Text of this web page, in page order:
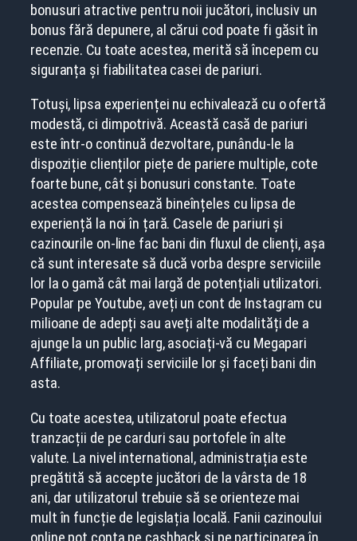
bonusuri atractive pentru noii jucători, inclusiv un
bonus fără depunere, al cărui cod poate fi găsit în
recenzie. Cu toate acestea, merită să începem cu
siguranța și fiabilitatea casei de pariuri.
Totuși, lipsa experienței nu echivalează cu o ofertă
modestă, ci dimpotrivă. Această casă de pariuri
este într-o continuă dezvoltare, punându-le la
dispoziție clienților piețe de pariere multiple, cote
foarte bune, cât și bonusuri constante. Toate
acestea compensează bineînțeles cu lipsa de
experiență la noi în țară. Casele de pariuri și
cazinourile on-line fac bani din fluxul de clienți, așa
că sunt interesate să ducă vorba despre serviciile
lor la o gamă cât mai largă de potențiali utilizatori.
Popular pe Youtube, aveți un cont de Instagram cu
milioane de adepți sau aveți alte modalități de a
ajunge la un public larg, asociați-vă cu Megapari
Affiliate, promovați serviciile lor și faceți bani din
asta.
Cu toate acestea, utilizatorul poate efectua
tranzacții de pe carduri sau portofele în alte
valute. La nivel international, administrația este
pregătită să accepte jucători de la vârsta de 18
ani, dar utilizatorul trebuie să se orienteze mai
mult în funcție de legislația locală. Fanii cazinoului
online pot conta pe cashback și pe participarea în